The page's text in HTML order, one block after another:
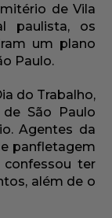
de Vila
paulista, os
um plano
Paulo.
do Trabalho,
São Paulo
Agentes da
panfletagem
confessou ter
além de o